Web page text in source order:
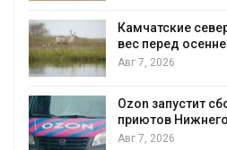
Камчатские
вес перед
Авг 7, 2026
Ozon запустит
приютов
Авг 7, 2026